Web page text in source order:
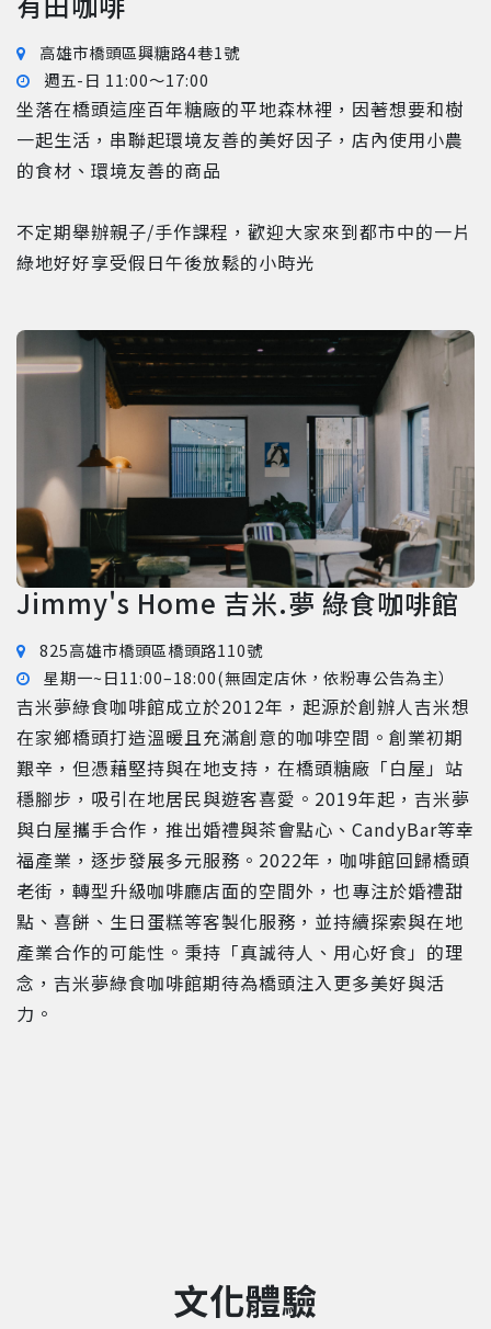
高雄市橋頭區興糖路4巷1號
週五-日 11:00～17:00
坐落在橋頭這座百年糖廠的平地森林裡，因著想要和樹
一起生活，串聯起環境友善的美好因子，店內使用小農
的食材、環境友善的商品
不定期舉辦親子/手作課程，歡迎大家來到都市中的一片
綠地好好享受假日午後放鬆的小時光
Jimmy's Home 吉米.夢 綠食咖啡館
825高雄市橋頭區橋頭路110號
星期一~日11:00–18:00(無固定店休，依粉專公告為主）
吉米夢綠食咖啡館成立於2012年，起源於創辦人吉米想
在家鄉橋頭打造溫暖且充滿創意的咖啡空間。創業初期
艱辛，但憑藉堅持與在地支持，在橋頭糖廠「白屋」站
穩腳步，吸引在地居民與遊客喜愛。2019年起，吉米夢
與白屋攜手合作，推出婚禮與茶會點心、CandyBar等幸
福產業，逐步發展多元服務。2022年，咖啡館回歸橋頭
老街，轉型升級咖啡廳店面的空間外，也專注於婚禮甜
點、喜餅、生日蛋糕等客製化服務，並持續探索與在地
產業合作的可能性。秉持「真誠待人、用心好食」的理
念，吉米夢綠食咖啡館期待為橋頭注入更多美好與活
力。
文化體驗